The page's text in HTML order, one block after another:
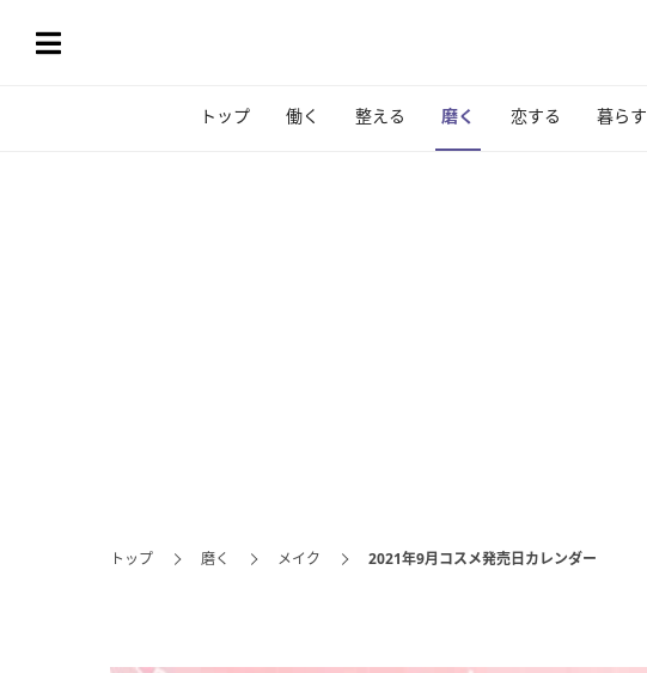
トップ 働く 整える 磨く 恋する 暮らす
トップ 磨く メイク 2021年9月コスメ発売日カレンダー